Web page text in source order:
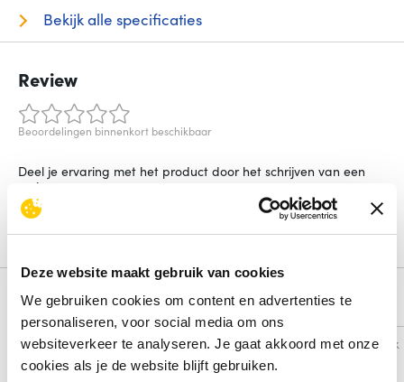
Deze website maakt gebruik van cookies
We gebruiken cookies om content en advertenties te
personaliseren, voor social media om ons
websiteverkeer te analyseren. Je gaat akkoord met onze
cookies als je de website blijft gebruiken.
Bekijk alle specificaties
Review
Beoordelingen binnenkort beschikbaar
Deel je ervaring met het product door het schrijven van een
review.
Schrijf een review
Alternatieven
Vergelijk Vergelijk